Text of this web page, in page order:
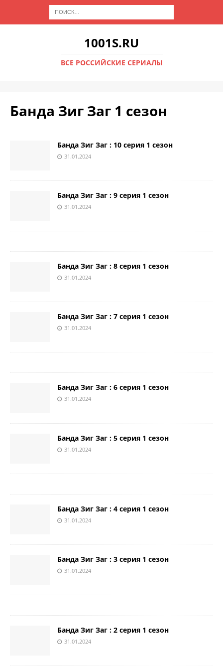
1001S.RU
ВСЕ РОССИЙСКИЕ СЕРИАЛЫ
Банда Зиг Заг 1 сезон
Банда Зиг Заг : 10 серия 1 сезон
31.01.2024
Банда Зиг Заг : 9 серия 1 сезон
31.01.2024
Банда Зиг Заг : 8 серия 1 сезон
31.01.2024
Банда Зиг Заг : 7 серия 1 сезон
31.01.2024
Банда Зиг Заг : 6 серия 1 сезон
31.01.2024
Банда Зиг Заг : 5 серия 1 сезон
31.01.2024
Банда Зиг Заг : 4 серия 1 сезон
31.01.2024
Банда Зиг Заг : 3 серия 1 сезон
31.01.2024
Банда Зиг Заг : 2 серия 1 сезон
31.01.2024